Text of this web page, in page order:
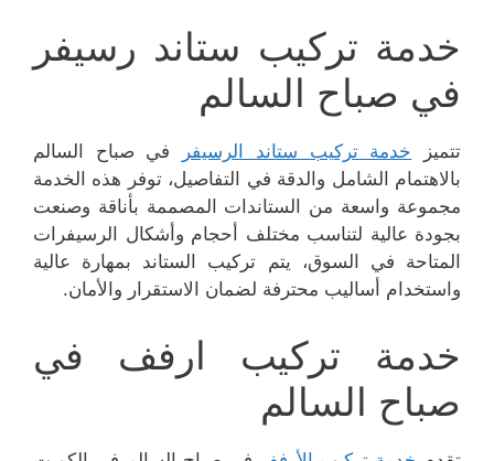
خدمة تركيب ستاند رسيفر
في صباح السالم
تتميز خدمة تركيب ستاند الرسيفر
في صباح السالم
بالاهتمام الشامل والدقة في التفاصيل، توفر هذه الخدمة
مجموعة واسعة من الستاندات المصممة بأناقة وصنعت
بجودة عالية لتناسب مختلف أحجام وأشكال الرسيفرات
المتاحة في السوق، يتم تركيب الستاند بمهارة عالية
واستخدام أساليب محترفة لضمان الاستقرار والأمان.
خدمة تركيب ارفف في
صباح السالم